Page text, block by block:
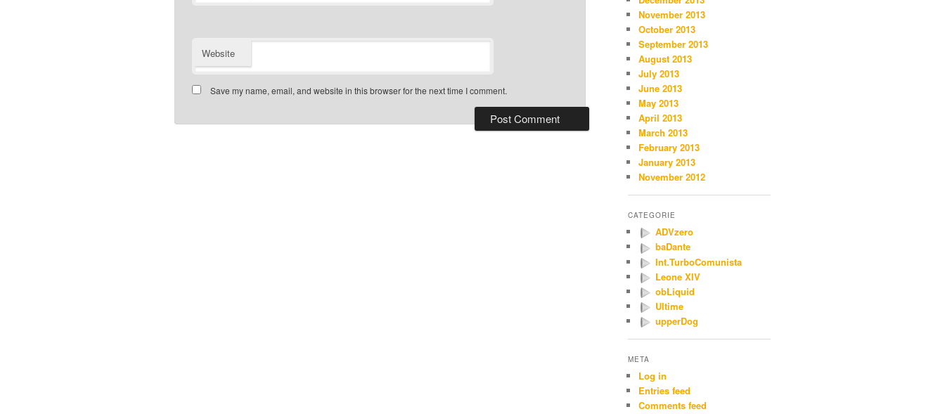
Website
Save my name, email, and website in this browser for the next time I comment.
November 2013
October 2013
September 2013
August 2013
July 2013
June 2013
May 2013
April 2013
March 2013
February 2013
January 2013
November 2012
CATEGORIE
ADVzero
baDante
Int.TurboComunista
Leone XIV
obLiquid
Ultime
upperDog
META
Log in
Entries feed
Comments feed